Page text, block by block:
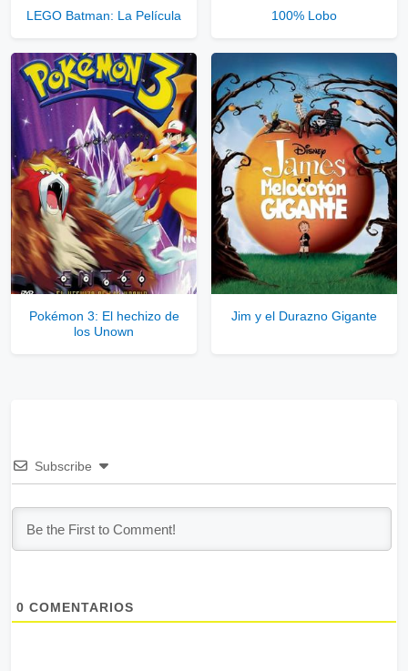
LEGO Batman: La Película 100% Lobo
Pokémon 3: El hechizo de
los Unown
Jim y el Durazno Gigante
Subscribe
0 COMENTARIOS